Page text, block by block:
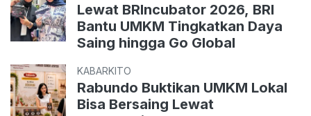
Lewat BRIncubator 2026, BRI
Bantu UMKM Tingkatkan Daya
Saing hingga Go Global
KABARKITO
Rabundo Buktikan UMKM Lokal
Bisa Bersaing Lewat